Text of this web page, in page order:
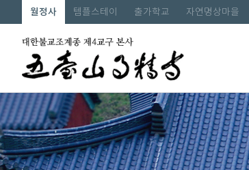
월정사 템플스테이 출가학교 자연명상마을